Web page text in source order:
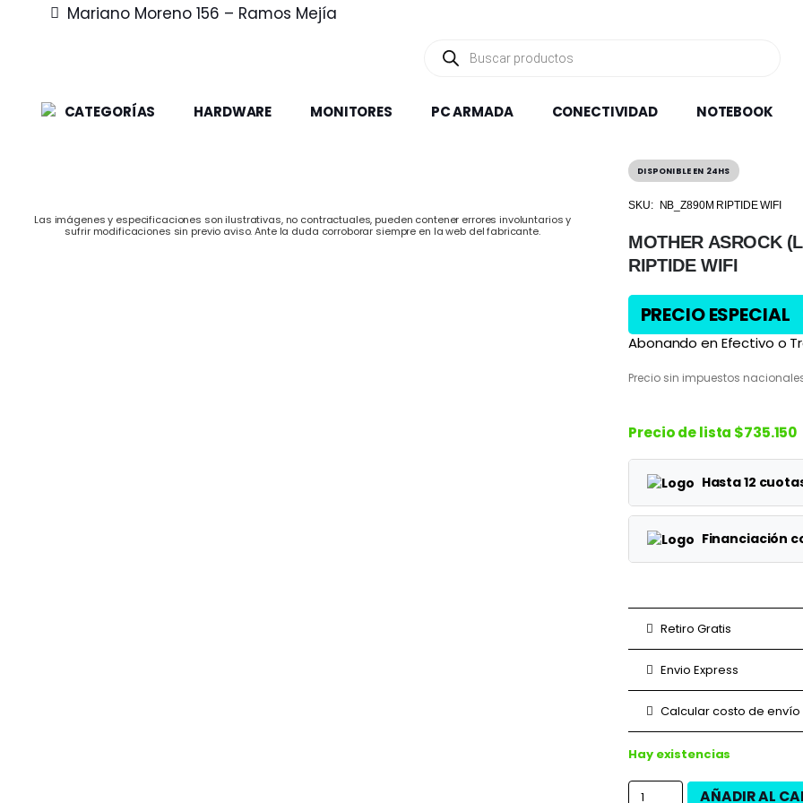
Mariano Moreno 156 – Ramos Mejía
productos
CATEGORÍAS HARDWARE MONITORES PC ARMADA CONECTIVIDAD NOTEBOOK
Las imágenes y especificaciones son ilustrativas, no contractuales, pueden contener errores involuntarios y
sufrir modificaciones sin previo aviso. Ante la duda corroborar siempre en la web del fabricante.
DISPONIBLE EN 24HS
SKU: NB_Z890M RIPTIDE WIFI
MOTHER ASROCK
RIPTIDE WIFI
PRECIO ESPECIAL
Abonando en Efectivo o
Precio sin impuestos
Precio de lista $735.150
Hasta 12
Planes
3 cuotas
6 cuotas
12 cuotas
Financiación
3 cuotas
6 cuotas
9 cuotas
Retiro Gratis
Envio Express
Calcular costo de envío
Hay existencias
AÑADIR AL